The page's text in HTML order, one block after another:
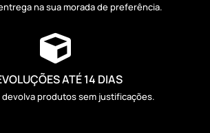
na sua morada de preferência.

ATÉ 14 DIAS
devolva produtos sem justificações.